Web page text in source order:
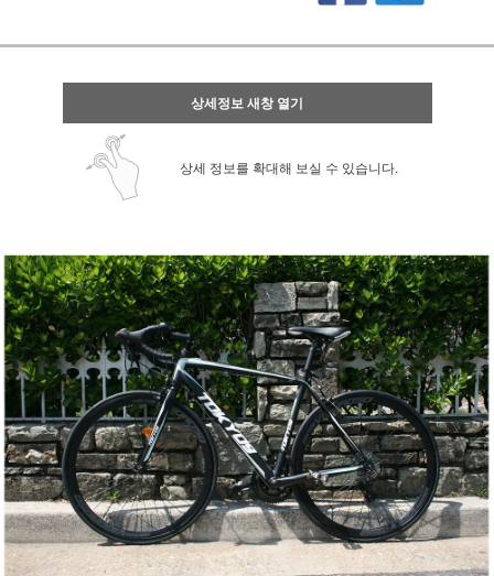
상세정보 새창 열기
상세 정보를 확대해 보실 수 있습니다.